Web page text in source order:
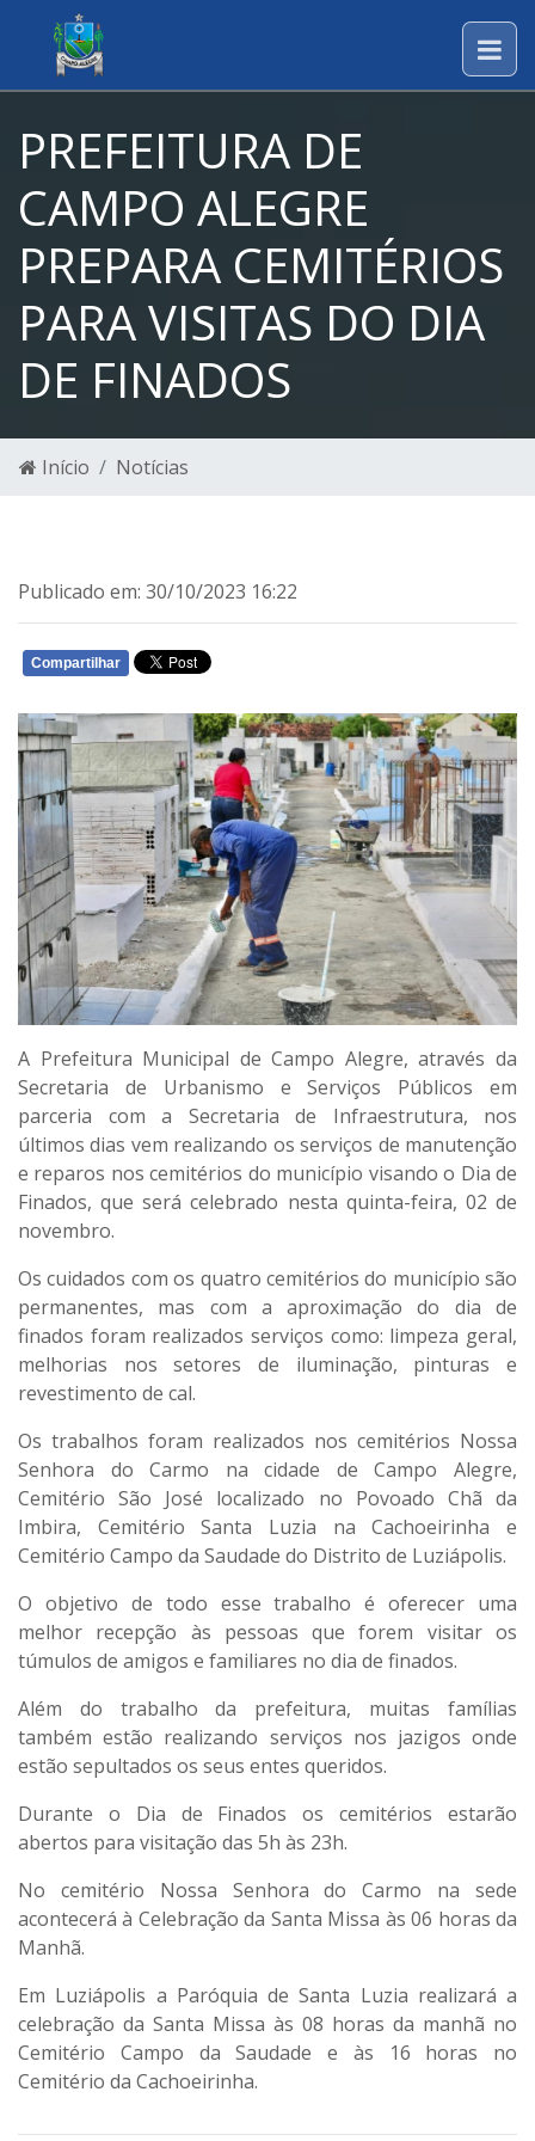
PREFEITURA DE
CAMPO ALEGRE
PREPARA CEMITÉRIOS
PARA VISITAS DO DIA
DE FINADOS
Início Notícias
Publicado em: 30/10/2023 16:22
Compartilhar
A Prefeitura Municipal de Campo Alegre, através da
Secretaria de Urbanismo e Serviços Públicos em
parceria com a Secretaria de Infraestrutura, nos
últimos dias vem realizando os serviços de manutenção
e reparos nos cemitérios do município visando o Dia de
Finados, que será celebrado nesta quinta-feira, 02 de
novembro.
Os cuidados com os quatro cemitérios do município são
permanentes, mas com a aproximação do dia de
finados foram realizados serviços como: limpeza geral,
melhorias nos setores de iluminação, pinturas e
revestimento de cal.
Os trabalhos foram realizados nos cemitérios Nossa
Senhora do Carmo na cidade de Campo Alegre,
Cemitério São José localizado no Povoado Chã da
Imbira, Cemitério Santa Luzia na Cachoeirinha e
Cemitério Campo da Saudade do Distrito de Luziápolis.
O objetivo de todo esse trabalho é oferecer uma
melhor recepção às pessoas que forem visitar os
túmulos de amigos e familiares no dia de finados.
Além do trabalho da prefeitura, muitas famílias
também estão realizando serviços nos jazigos onde
estão sepultados os seus entes queridos.
Durante o Dia de Finados os cemitérios estarão
abertos para visitação das 5h às 23h.
No cemitério Nossa Senhora do Carmo na sede
acontecerá à Celebração da Santa Missa às 06 horas da
Manhã.
Em Luziápolis a Paróquia de Santa Luzia realizará a
celebração da Santa Missa às 08 horas da manhã no
Cemitério Campo da Saudade e às 16 horas no
Cemitério da Cachoeirinha.